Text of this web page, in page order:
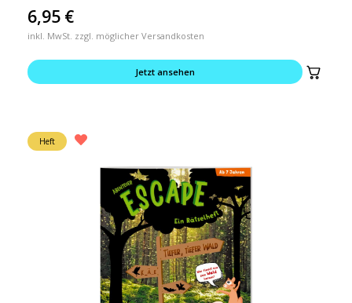
6,95 €
inkl. MwSt. zzgl. möglicher Versandkosten
Jetzt ansehen
Heft